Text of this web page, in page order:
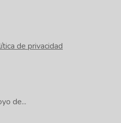
de privacidad
de...